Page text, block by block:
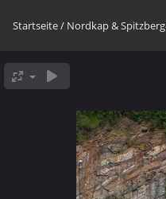
Startseite/ Nordkap &